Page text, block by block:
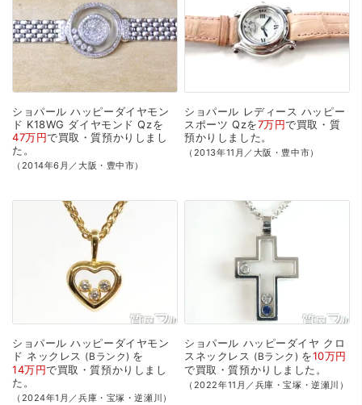
ショパール ハッピーダイヤモン
ド K18WG ダイヤモンド Qzを
47万円で買取・質預かり しまし
た。
（2014年6月／大阪・豊中市）
ショパール レディース ハッピー
スポーツ Qzを7万円で買取・質
預かり しました。
（2013年11月／大阪・豊中市）
ショパール ハッピーダイヤモン
ド ネックレス Bランク を
14万円で買取・質預かり しまし
た。
（2024年1月／兵庫・宝塚・逆瀬川）
ショパール ハッピーダイヤ クロ
スネックレス
Bランク を10万円
で買取・質預かり しました。
（2022年11月／兵庫・宝塚・逆瀬川）